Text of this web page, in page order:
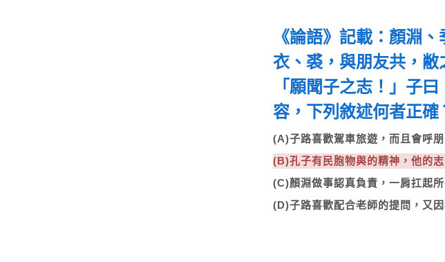
《論語》記載：顏淵
衣、裘，與朋友共，敝
「願聞子之志！」子
容，下列敘述何者正確
(A)子路喜歡駕車旅遊，而且會呼
(B)孔子有民胞物與的精神，他的
(C)顏淵做事認真負責，一肩扛起
(D)子路喜歡配合老師的提問，又